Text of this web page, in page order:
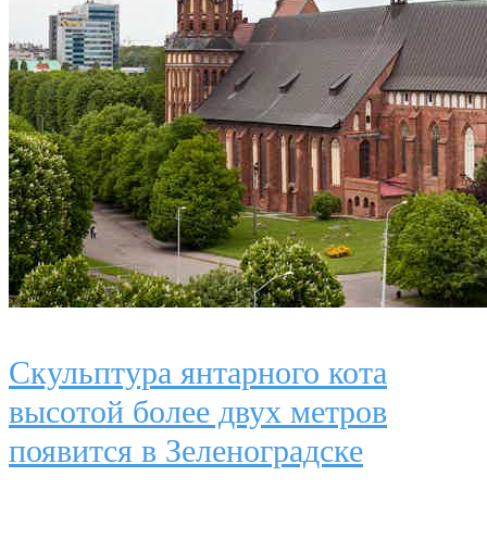
Скульптура янтарного кота
высотой более двух метров
появится в Зеленоградске